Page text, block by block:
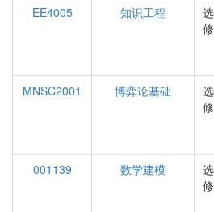
EE4005
知识工程
选
修
MNSC2001
博弈论基础
选
修
001139
数学建模
选
修